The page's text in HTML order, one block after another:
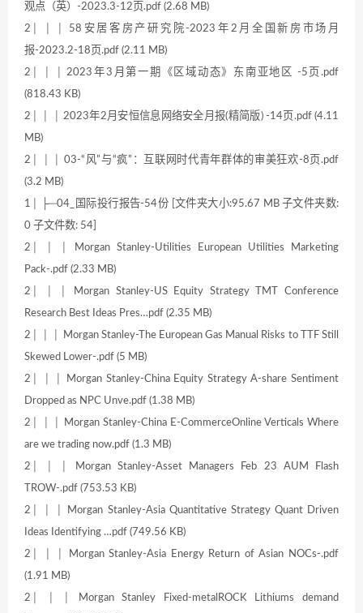
观点（英）-2023.3-12页.pdf (2.68 MB)
2│ │ │ 58安居客房产研究院-2023年2月全国新房市场月
报-2023.2-18页.pdf (2.11 MB)
2│ │ │ 2023年3月第一期《区域动态》东南亚地区 -5页.pdf
(818.43 KB)
2│ │ │ 2023年2月安恒信息网络安全月报(精简版) -14页.pdf (4.11
MB)
2│ │ │ 03-“风”与“疯”：互联网时代青年群体的审美狂欢-8页.pdf
(3.2 MB)
1│ ├─04_国际投行报告-54份 [文件夹大小:95.67 MB 子文件夹数:
0 子文件数: 54]
2│ │ │ Morgan Stanley-Utilities European Utilities Marketing
Pack-.pdf (2.33 MB)
2│ │ │ Morgan Stanley-US Equity Strategy TMT Conference
Research Best Ideas Pres…pdf (2.35 MB)
2│ │ │ Morgan Stanley-The European Gas Manual Risks to TTF Still
Skewed Lower-.pdf (5 MB)
2│ │ │ Morgan Stanley-China Equity Strategy A-share Sentiment
Dropped as NPC Unve.pdf (1.38 MB)
2│ │ │ Morgan Stanley-China E-CommerceOnline Verticals Where
are we trading now.pdf (1.3 MB)
2│ │ │ Morgan Stanley-Asset Managers Feb 23 AUM Flash
TROW-.pdf (753.53 KB)
2│ │ │ Morgan Stanley-Asia Quantitative Strategy Quant Driven
Ideas Identifying …pdf (749.56 KB)
2│ │ │ Morgan Stanley-Asia Energy Return of Asian NOCs-.pdf
(1.91 MB)
2│ │ │ Morgan Stanley Fixed-metalROCK Lithiums demand